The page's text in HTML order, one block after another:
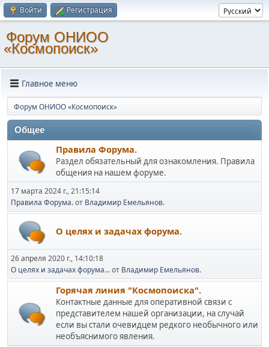
Войти Регистрация
Форум ОНИОО
«Космопоиск»
Главное меню
Форум ОНИОО «Космопоиск»
Общее
Правила Форума.
Раздел обязательный для ознакомления. Правила
общения на нашем форуме.
17 марта 2024 г., 21:15:14
Правила Форума.от Владимир Емельянов.
О целях и задачах форума.
26 апреля 2020 г., 14:10:18
О целях и задачах форума...от Владимир Емельянов.
Горячая линия "Космопоиска".
Контактные данные для оперативной связи с
представителем нашей организации, на случай
если вы стали очевидцем редкого необычного или
необъяснимого явления.